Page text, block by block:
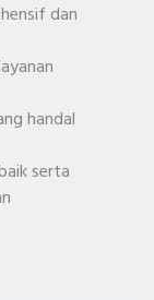
dan
handal
serta